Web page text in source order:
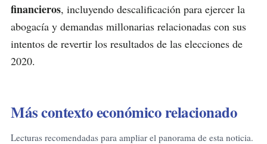
financieros, incluyendo descalificación para ejercer la
abogacía y demandas millonarias relacionadas con sus
intentos de revertir los resultados de las elecciones de
2020.
Más contexto económico relacionado
Lecturas recomendadas para ampliar el panorama de esta noticia.